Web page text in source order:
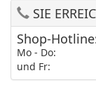
SIE
Shop-
Mo - Do:
und Fr: